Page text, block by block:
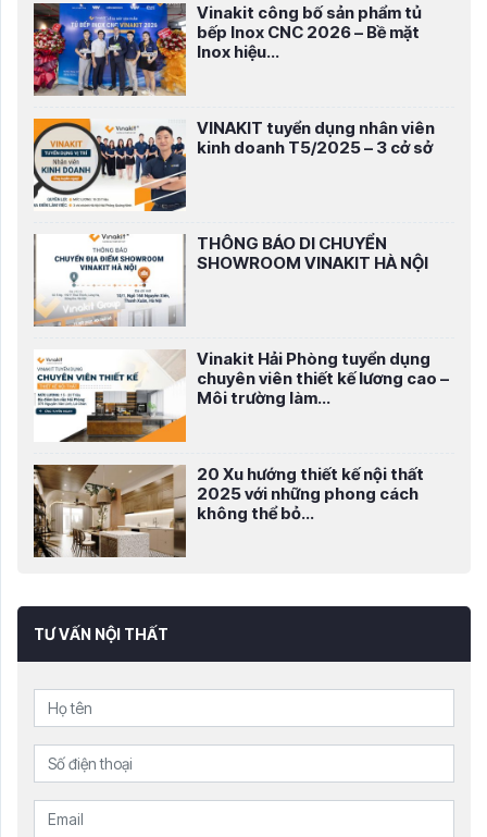
Vinakit công bố sản phẩm tủ
bếp Inox CNC 2026 – Bề mặt
Inox hiệu...
VINAKIT tuyển dụng nhân viên
kinh doanh T5/2025 – 3 cở sở
THÔNG BÁO DI CHUYỂN
SHOWROOM VINAKIT HÀ NỘI
Vinakit Hải Phòng tuyển dụng
chuyên viên thiết kế lương cao –
Môi trường làm...
20 Xu hướng thiết kế nội thất
2025 với những phong cách
không thể bỏ...
TƯ VẤN NỘI THẤT